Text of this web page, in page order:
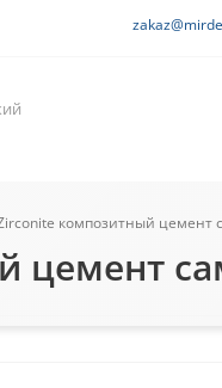
композитный цемент
цемент